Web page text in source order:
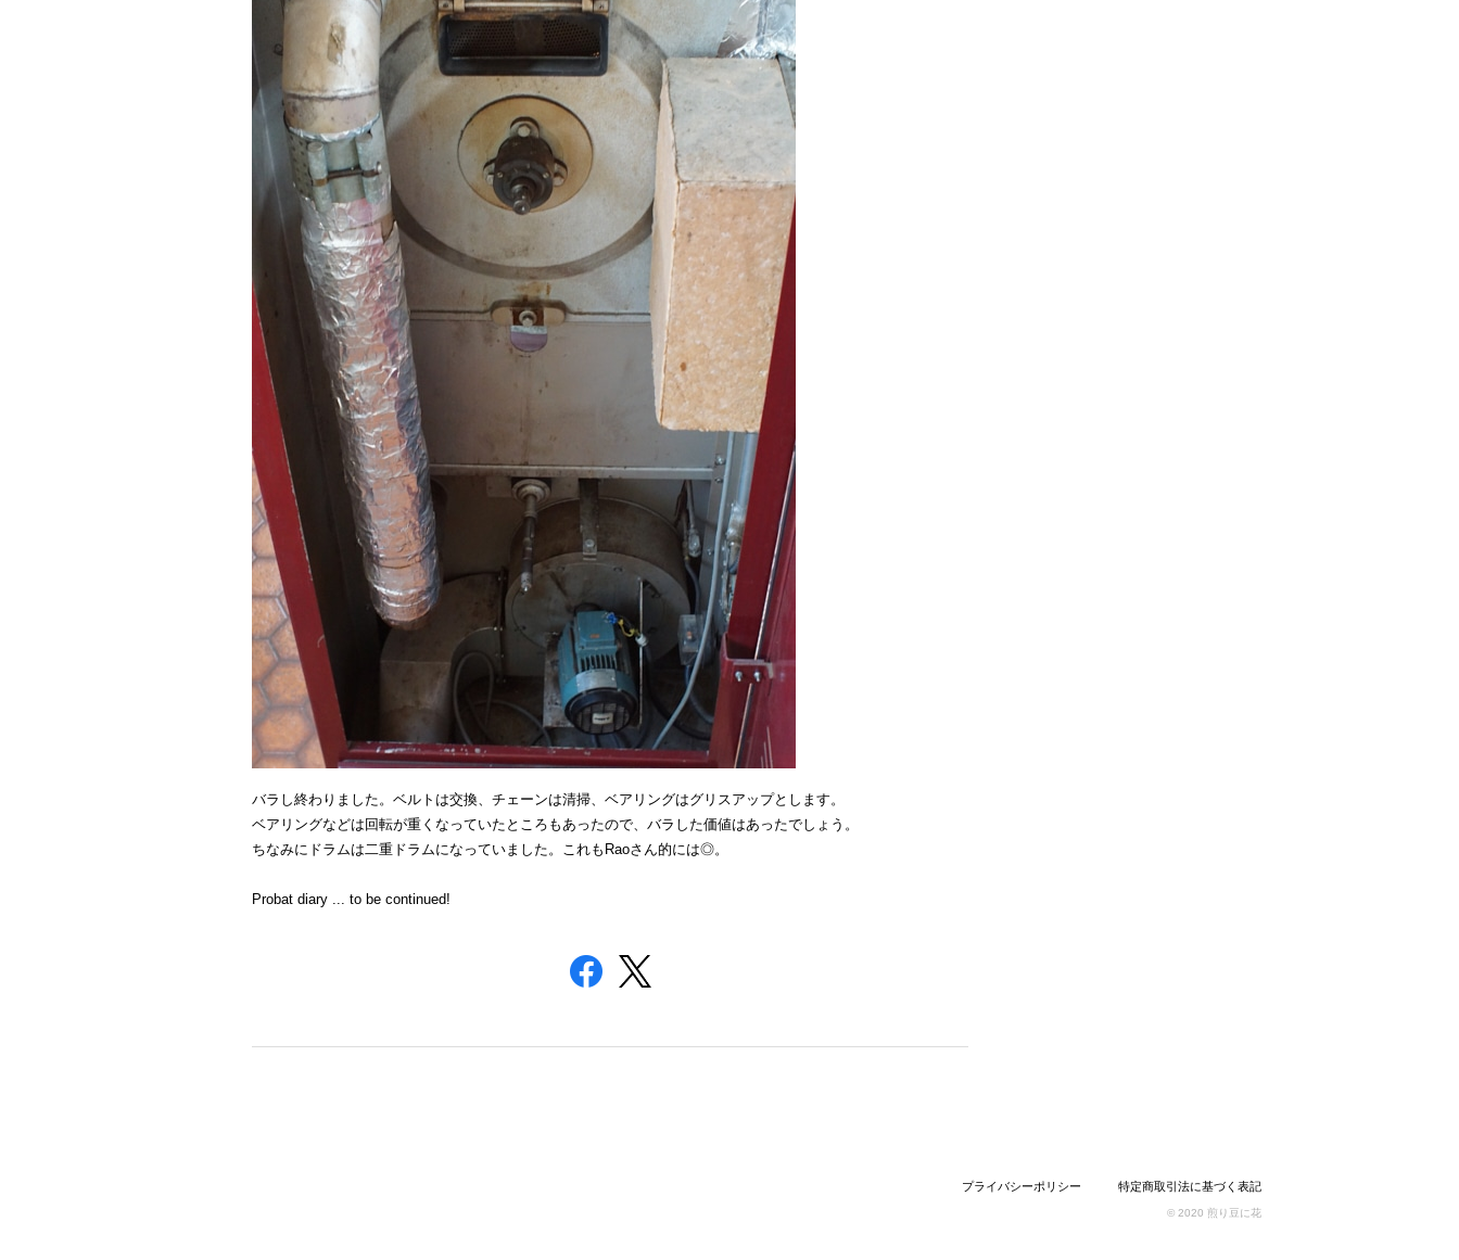
バラし終わりました。ベルトは交換、チェーンは清掃、ベアリングはグリスアップとします。
ベアリングなどは回転が重くなっていたところもあったので、バラした価値はあったでしょう。
ちなみにドラムは二重ドラムになっていました。これもRaoさん的には◎。
Probat diary ... to be continued!
プライバシーポリシー 特定商取引法に基づく表記
© 2020 煎り豆に花